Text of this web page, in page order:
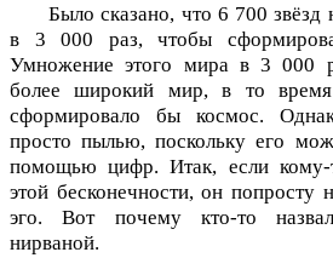
Было сказано, что 6 700
в 3 000 раз, чтобы
Умножение этого мира в 3 000
более широкий мир, в то
сформировало бы космос.
просто пылью, поскольку его
помощью цифр. Итак, если кому-
этой бесконечности, он попросту
эго. Вот почему кто-то
нирваной.